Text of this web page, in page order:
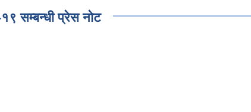
सम्बन्धी प्रेस नोट